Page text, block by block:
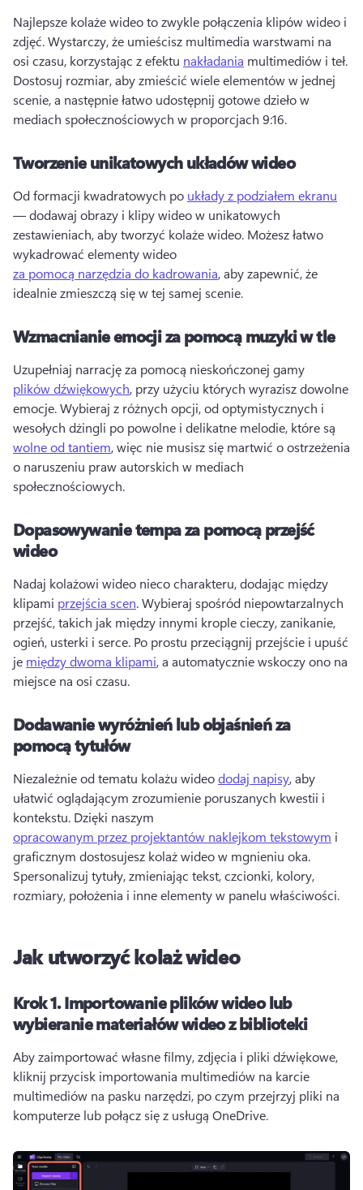
Najlepsze kolaże wideo to zwykle połączenia klipów wideo i
zdjęć. Wystarczy, że umieścisz multimedia warstwami na
osi czasu, korzystając z efektu nakładania
Dostosuj rozmiar, aby zmieścić wiele elementów w jednej
scenie, a następnie łatwo udostępnij gotowe dzieło w
mediach społecznościowych w proporcjach 9:16.
Tworzenie unikatowych układów wideo
Od formacji kwadratowych po układy z podziałem ekranu
— dodawaj obrazy i klipy wideo w unikatowych
zestawieniach, aby tworzyć kolaże wideo. Możesz łatwo
wykadrować elementy wideo
za pomocą narzędzia do kadrowania, aby zapewnić, że
idealnie zmieszczą się w tej samej scenie.
Wzmacnianie emocji za pomocą muzyki w tle
Uzupełniaj narrację za pomocą nieskończonej gamy
plików dźwiękowych, przy użyciu których wyrazisz dowolne
emocje. Wybieraj z różnych opcji, od optymistycznych i
wesołych dżingli po powolne i delikatne melodie, które są
wolne od tantiem, więc nie musisz się martwić o ostrzeżenia
o naruszeniu praw autorskich w mediach
społecznościowych.
Dopasowywanie tempa za pomocą przejść
wideo
Nadaj kolażowi wideo nieco charakteru, dodając między
klipami przejścia scen. Wybieraj spośród niepowtarzalnych
przejść, takich jak między innymi krople cieczy, zanikanie,
ogień, usterki i serce. Po prostu przeciągnij przejście i upuść
je między dwoma klipami, a automatycznie wskoczy ono na
miejsce na osi czasu.
Dodawanie wyróżnień lub objaśnień za
pomocą tytułów
Niezależnie od tematu kolażu wideo dodaj napisy, aby
ułatwić oglądającym zrozumienie poruszanych kwestii i
kontekstu. Dzięki naszym
opracowanym przez projektantów naklejkom tekstowym i
Spersonalizuj tytuły, zmieniając tekst, czcionki, kolory,
rozmiary, położenia i inne elementy w panelu właściwości.
Jak utworzyć kolaż wideo
Krok 1.Importowanie plików wideo lub
wybieranie materiałów wideo z biblioteki
Aby zaimportować własne filmy, zdjęcia i pliki dźwiękowe,
kliknij przycisk importowania multimediów na karcie
multimediów na pasku narzędzi, po czym przejrzyj pliki na
komputerze lub połącz się z usługą OneDrive.